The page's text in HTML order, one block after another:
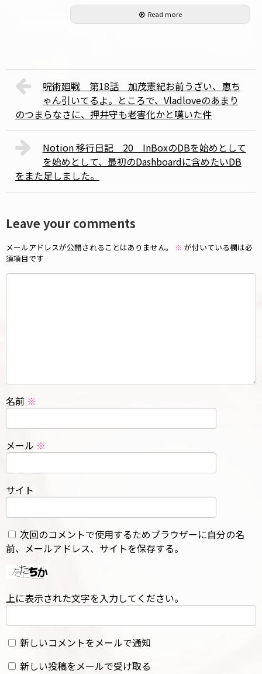
Read more
呪術廻戦 第18話 加茂憲紀お前うざい、恵ち
ゃん引いてるよ。ところで、Vladloveのあまり
のつまらなさに、押井守も老害化かと嘆いた件
Notion 移行日記 20 InBoxのDBを始めとして
を始めとして、最初のDashboardに含めたいDB
をまた足しました。
Leave your comments
メールアドレスが公開されることはありません。 ※ が付いている欄は必
須項目です
名前 ※
メール ※
サイト
次回のコメントで使用するためブラウザーに自分の名
前、メールアドレス、サイトを保存する。
上に表示された文字を入力してください。
新しいコメントをメールで通知
新しい投稿をメールで受け取る